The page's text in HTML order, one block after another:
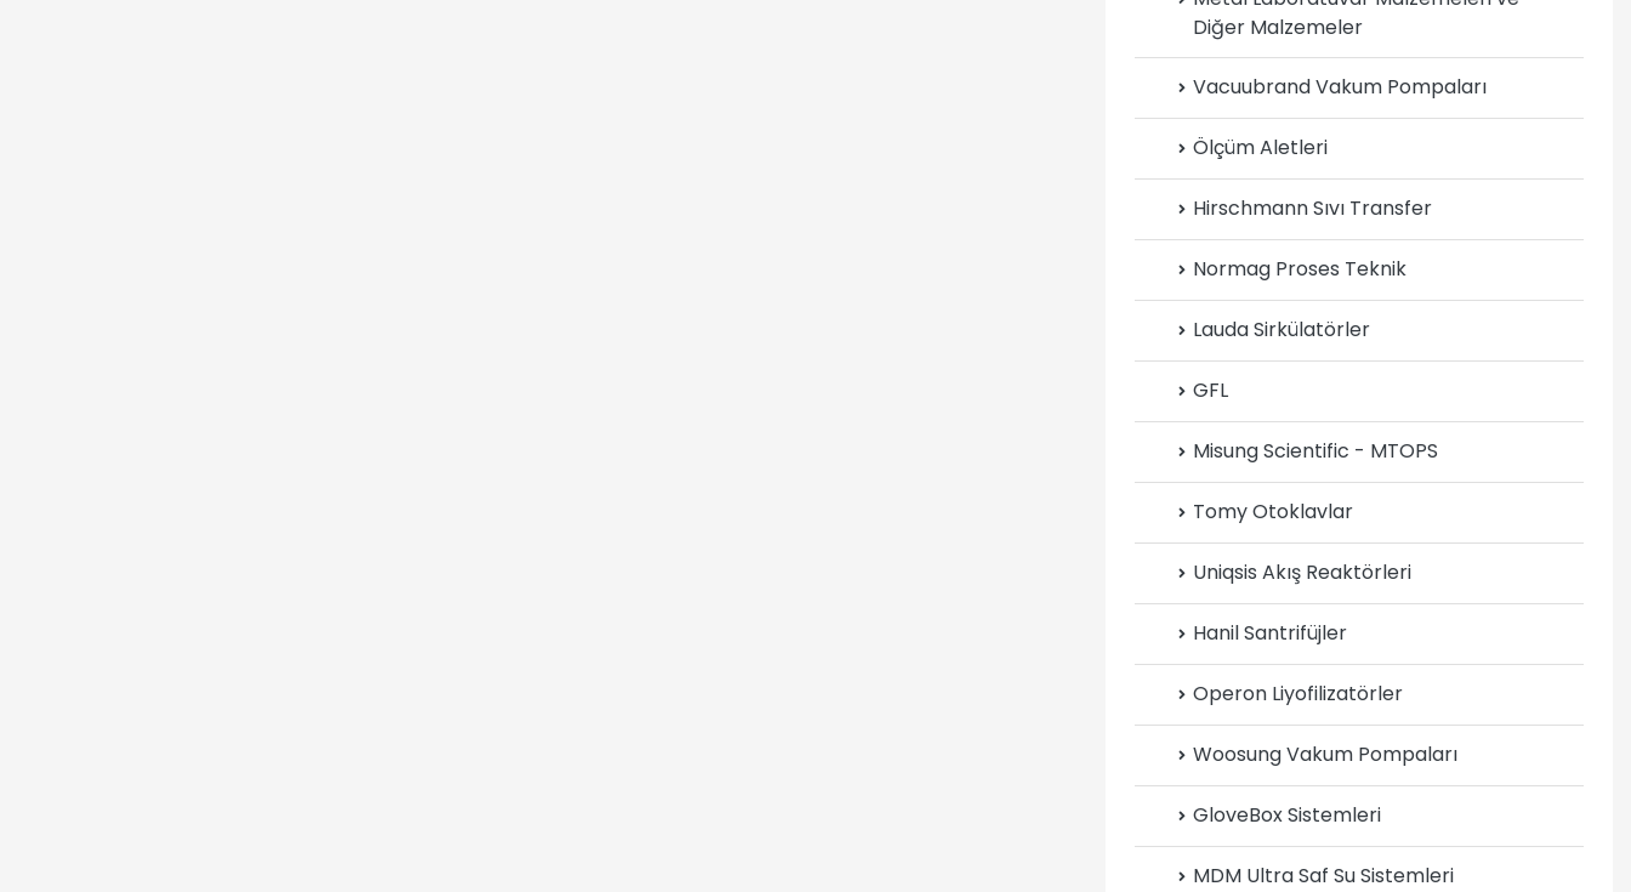
Diğer Malzemeler
Vacuubrand Vakum Pompaları
Ölçüm Aletleri
Hirschmann Sıvı Transfer
Normag Proses Teknik
Lauda Sirkülatörler
GFL
Misung Scientific - MTOPS
Tomy Otoklavlar
Uniqsis Akış Reaktörleri
Hanil Santrifüjler
Operon Liyofilizatörler
Woosung Vakum Pompaları
GloveBox Sistemleri
MDM Ultra Saf Su Sistemleri